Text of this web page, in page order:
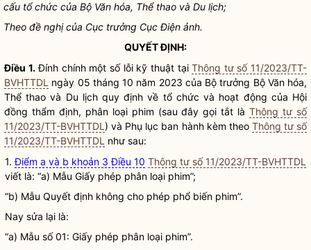
cấu tổ chức của Bộ Văn hóa, Thể thao và Du lịch;
Theo đề nghị của Cục trưởng Cục Điện ảnh.
QUYẾT ĐỊNH:
Điều 1.Đính chính một số lỗi kỹ thuật tạiThông tư số 11/2023/TT-
BVHTTDL ngày 05 tháng 10 năm 2023 của Bộ trưởng Bộ Văn hóa,
Thể thao và Du lịch quy định về tổ chức và hoạt động của Hội
đồng thẩm định, phân loại phim (sau đây gọi tắt làThông tư số
11/2023/TT-BVHTTDL ) và Phụ lục ban hành kèm theo Thông tư số
11/2023/TT-BVHTTDL như sau:
1.Điểm a và b khoản 3 Điều 10 Thông tư số 11/2023/TT-BVHTTDL
viết là: “a) Mẫu Giấy phép phân loại phim”;
“b) Mẫu Quyết định không cho phép phổ biến phim”.
Nay sửa lại là:
“a) Mẫu số 01: Giấy phép phân loại phim”.